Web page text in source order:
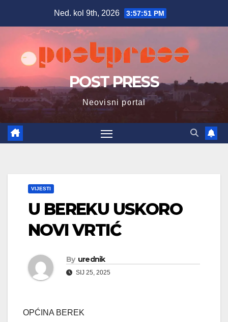
Ned. kol 9th, 2026 3:57:53 PM
POST PRESS
Neovisni portal
VIJESTI
U BEREKU USKORO
NOVI VRTIĆ
By urednik
SIJ 25, 2025
OPĆINA BEREK